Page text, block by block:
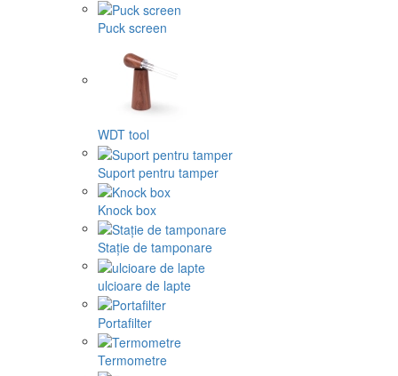
Puck screen
WDT tool
Suport pentru tamper
Knock box
Stație de tamponare
ulcioare de lapte
Portafilter
Termometre